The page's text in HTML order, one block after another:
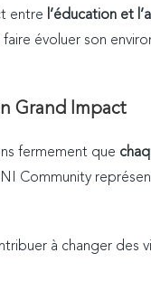
entre l’éducation et
évoluer son
Grand Impact
fermement que
Community
à changer des